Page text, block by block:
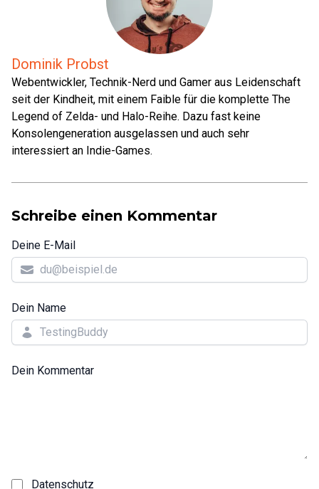
Dominik Probst
Webentwickler, Technik-Nerd und Gamer aus Leidenschaft
seit der Kindheit, mit einem Faible für die komplette The
Legend of Zelda- und Halo-Reihe. Dazu fast keine
Konsolengeneration ausgelassen und auch sehr
interessiert an Indie-Games.
Schreibe einen Kommentar
Deine E-Mail
Dein Name
Dein Kommentar
Datenschutz